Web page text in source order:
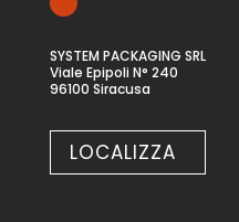
SYSTEM PACKAGING SRL
Viale Epipoli N° 240
96100 Siracusa
LOCALIZZA